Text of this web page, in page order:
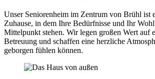
Unser Seniorenheim im Zentrum von Brühl ist
Zuhause, in dem Ihre Bedürfnisse und Ihr
Mittelpunkt stehen. Wir legen großen Wert auf
Betreuung und schaffen eine herzliche
geborgen fühlen können.